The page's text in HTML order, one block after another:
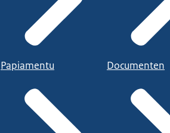
Papiamentu Documenten